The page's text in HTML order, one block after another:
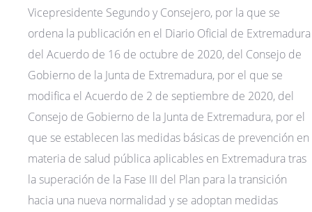
Vicepresidente Segundo y Consejero, por la que se
ordena la publicación en el Diario Oficial de Extremadura
del Acuerdo de 16 de octubre de 2020, del Consejo de
Gobierno de la Junta de Extremadura, por el que se
modifica el Acuerdo de 2 de septiembre de 2020, del
Consejo de Gobierno de la Junta de Extremadura, por el
que se establecen las medidas básicas de prevención en
materia de salud pública aplicables en Extremadura tras
la superación de la Fase III del Plan para la transición
hacia una nueva normalidad y se adoptan medidas